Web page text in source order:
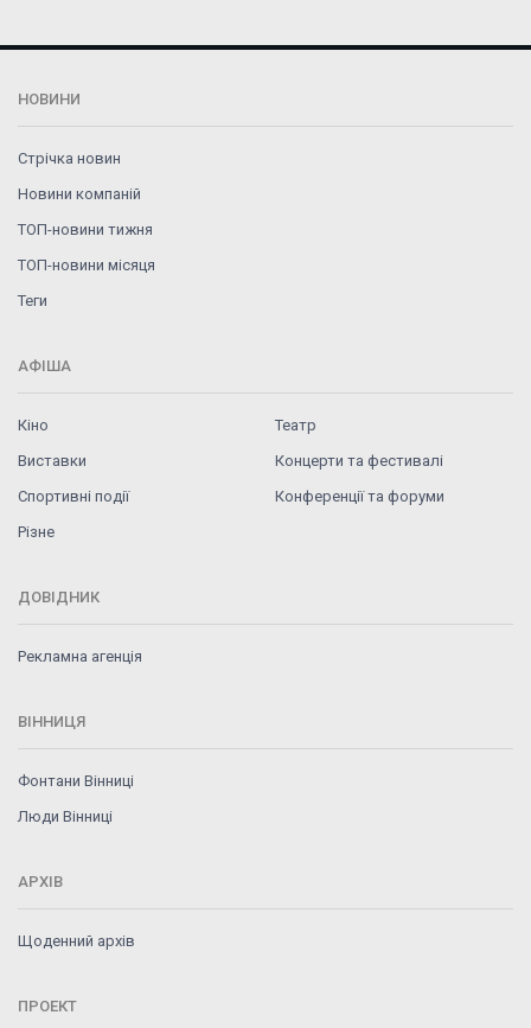
НОВИНИ
Стрічка новин
Новини компаній
ТОП-новини тижня
ТОП-новини місяця
Теги
АФІША
Кіно
Театр
Виставки
Концерти та фестивалі
Спортивні події
Конференції та форуми
Різне
ДОВІДНИК
Рекламна агенція
ВІННИЦЯ
Фонтани Вінниці
Люди Вінниці
АРХІВ
Щоденний архів
ПРОЕКТ